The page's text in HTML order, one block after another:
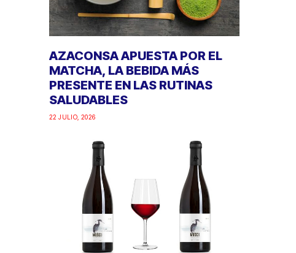
AZACONSA APUESTA POR EL
MATCHA, LA BEBIDA MÁS
PRESENTE EN LAS RUTINAS
SALUDABLES
22 JULIO, 2026